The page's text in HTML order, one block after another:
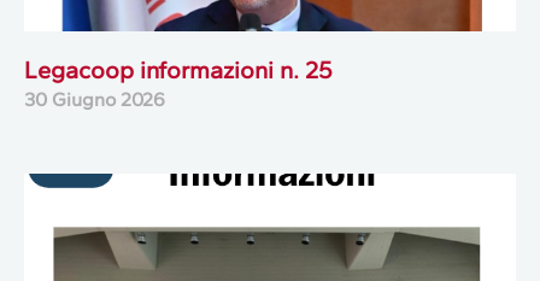
Legacoop informazioni n. 25
30 Giugno 2026